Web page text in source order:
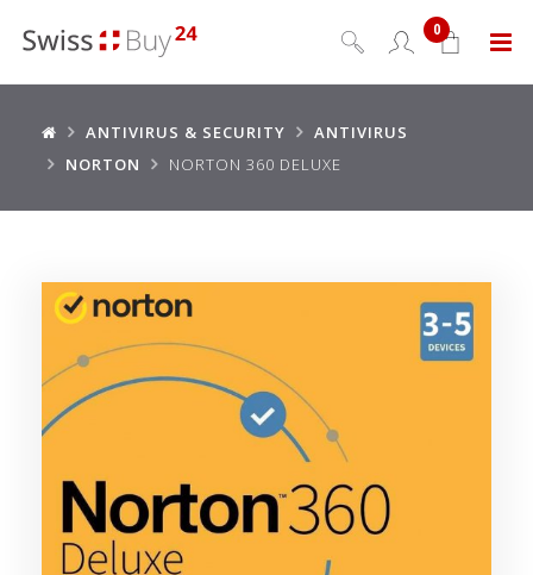
Menu
0
ANTIVIRUS & SECURITY
ANTIVIRUS
NORTON
NORTON 360 DELUXE